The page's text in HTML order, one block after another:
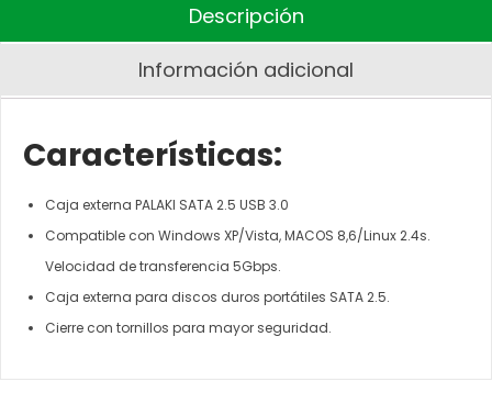
Descripción
Información adicional
Características:
Caja externa PALAKI SATA 2.5 USB 3.0
Compatible con Windows XP/Vista, MACOS 8,6/Linux 2.4s.
Velocidad de transferencia 5Gbps.
Caja externa para discos duros portátiles SATA 2.5.
Cierre con tornillos para mayor seguridad.